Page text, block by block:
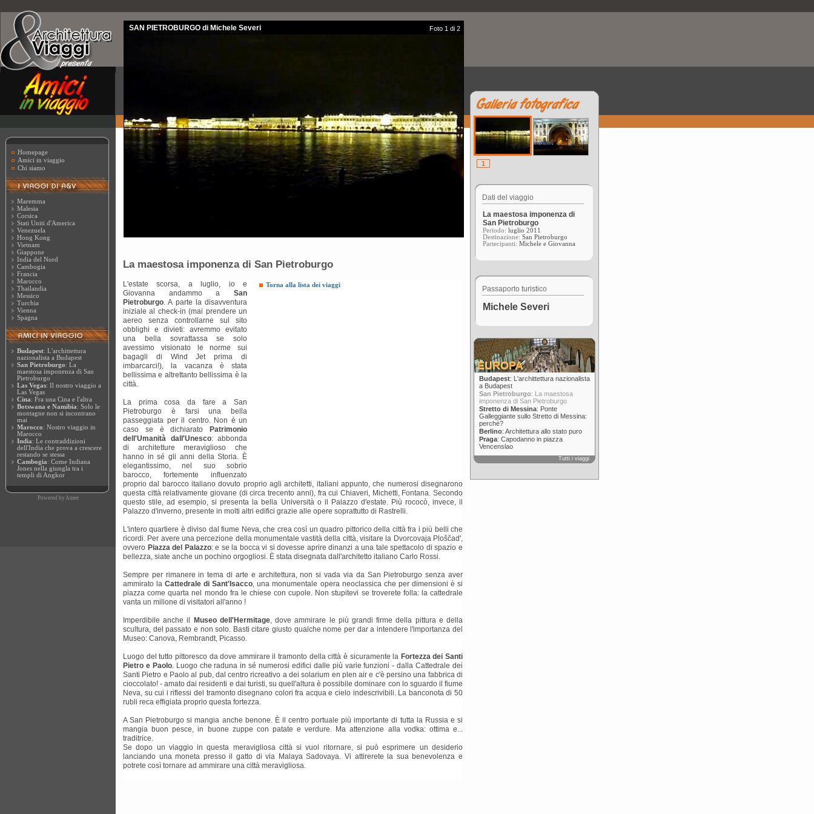
Homepage
Amici in viaggio
Chi siamo
Maremma
Malesia
Corsica
Stati Uniti d'America
Venezuela
Hong Kong
Vietnam
Giappone
India del Nord
Cambogia
Francia
Marocco
Thailandia
Messico
Turchia
Vienna
Spagna
Budapest: L'archittettura
nazionalista a Budapest
San Pietroburgo: La
maestosa imponenza di San
Pietroburgo
Las Vegas: Il nostro viaggio a
Las Vegas
Cina: Fra una Cina e l'altra
Botswana e Namibia: Solo le
montagne non si incontrano
mai
Marocco: Nostro viaggio in
Marocco
India: Le contraddizioni
dell'India che prova a crescere
restando se stessa
Cambogia: Come Indiana
Jones nella giungla tra i
templi di Angkor
Powered by Amee
SAN PIETROBURGO di Michele Severi Foto 1 di 2
La maestosa imponenza di San Pietroburgo
Torna alla lista dei viaggi
L'estate scorsa, a luglio, io e
Giovanna andammo a San
Pietroburgo. A parte la disavventura
iniziale al check-in (mai prendere un
aereo senza controllarne sul sito
obblighi e divieti: avremmo evitato
una bella sovrattassa se solo
avessimo visionato le norme sui
bagagli di Wind Jet prima di
imbarcarci!), la vacanza è stata
bellissima e altrettanto bellissima è la
città.
La prima cosa da fare a San
Pietroburgo è farsi una bella
passeggiata per il centro. Non è un
caso se è dichiarato
Patrimonio
dell'Umanità dall'Unesco: abbonda
di architetture meraviglioso che
hanno in sé gli anni della Storia. È
elegantissimo, nel suo sobrio
barocco, fortemente influenzato
proprio dal barocco italiano dovuto proprio agli architetti, italiani appunto, che numerosi disegnarono
questa città relativamente giovane (di circa trecento anni), fra cui Chiaveri, Michetti, Fontana. Secondo
questo stile, ad esempio, si presenta la bella Università o il Palazzo d'estate. Più rococò, invece, il
Palazzo d'inverno, presente in molti altri edifici grazie alle opere soprattutto di Rastrelli.
L'intero quartiere è diviso dal fiume Neva, che crea così un quadro pittorico della città fra i più belli che
ricordi. Per avere una percezione della monumentale vastità della città, visitare la Dvorcovaja Ploščad',
ovvero Piazza del Palazzo: e se la bocca vi si dovesse aprire dinanzi a una tale spettacolo di spazio e
bellezza, siate anche un pochino orgogliosi. È stata disegnata dall'architetto italiano Carlo Rossi.
Sempre per rimanere in tema di arte e architettura, non si vada via da San Pietroburgo senza aver
ammirato laCattedrale di Sant'Isacco, una monumentale opera neoclassica che per dimensioni è si
piazza come quarta nel mondo fra le chiese con cupole. Non stupitevi se troverete folla: la cattedrale
vanta un milione di visitatori all'anno !
Imperdibile anche il Museo dell'Hermitage, dove ammirare le più grandi firme della pittura e della
scultura, del passato e non solo. Basti citare giusto qualche nome per dar a intendere l'importanza del
Museo: Canova, Rembrandt, Picasso.
Luogo del tutto pittoresco da dove ammirare il tramonto della città è sicuramente la Fortezza dei Santi
Pietro e Paolo. Luogo che raduna in sé numerosi edifici dalle più varie funzioni - dalla Cattedrale dei
Santi Pietro e Paolo al pub, dal centro ricreativo a dei solarium en plen air e c'è persino una fabbrica di
cioccolato! - amato dai residenti e dai turisti, su quell'altura è possibile dominare con lo sguardo il fiume
Neva, su cui i riflessi del tramonto disegnano colori fra acqua e cielo indescrivibili. La banconota di 50
rubli reca effigiata proprio questa fortezza.
A San Pietroburgo si mangia anche benone. È il centro portuale più importante di tutta la Russia e si
mangia buon pesce, in buone zuppe con patate e verdure. Ma attenzione alla vodka: ottima e...
traditrice.
Se dopo un viaggio in questa meravigliosa città si vuol ritornare, si può esprimere un desiderio
lanciando una moneta presso il gatto di via Malaya Sadovaya. Vi attirerete la sua benevolenza e
potrete così tornare ad ammirare una città meravigliosa.
1
Dati del viaggio
La maestosa imponenza di
San Pietroburgo
Periodo: luglio 2011
Destinazione: San Pietroburgo
Partecipanti: Michele e Giovanna
Passaporto turistico
Michele Severi
Budapest: L'archittettura nazionalista
a Budapest
San Pietroburgo: La maestosa
imponenza di San Pietroburgo
Stretto di Messina: Ponte
Galleggiante sullo Stretto di Messina:
perchè?
Berlino: Architettura allo stato puro
Praga: Capodanno in piazza
Vencenslao
Tutti i viaggi